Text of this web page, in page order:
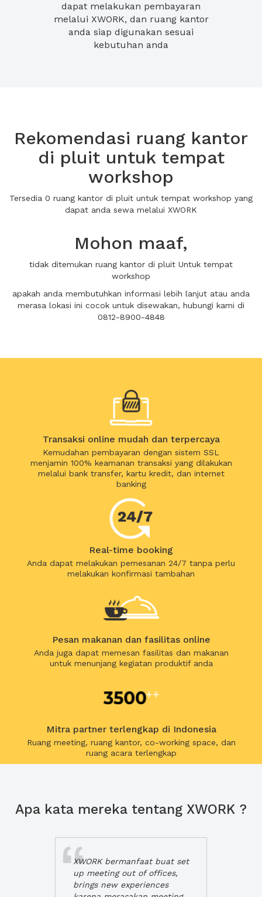
dapat melakukan pembayaran
melalui XWORK, dan ruang kantor
anda siap digunakan sesuai
kebutuhan anda
Rekomendasi ruang kantor
di pluit untuk tempat
workshop
Tersedia 0 ruang kantor di pluit untuk tempat workshop yang
dapat anda sewa melalui XWORK
Mohon maaf,
tidak ditemukan ruang kantor di pluit Untuk tempat
workshop
apakah anda membutuhkan informasi lebih lanjut atau anda
merasa lokasi ini cocok untuk disewakan, hubungi kami di
0812-8900-4848
Transaksi online mudah dan terpercaya
Kemudahan pembayaran dengan sistem SSL
menjamin 100% keamanan transaksi yang dilakukan
melalui bank transfer, kartu kredit, dan internet
banking
Real-time booking
Anda dapat melakukan pemesanan 24/7 tanpa perlu
melakukan konfirmasi tambahan
Pesan makanan dan fasilitas online
Anda juga dapat memesan fasilitas dan makanan
untuk menunjang kegiatan produktif anda
Mitra partner terlengkap di Indonesia
Ruang meeting, ruang kantor, co-working space, dan
ruang acara terlengkap
Apa kata mereka tentang XWORK ?
XWORK bermanfaat buat set
up meeting out of offices,
brings new experiences